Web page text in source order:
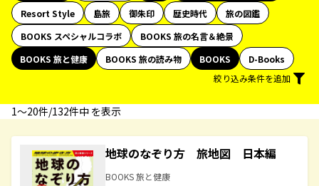
Resort Style
島旅 御朱印 歴史時代
旅の図鑑
BOOKS スペシャルコラボ
BOOKS 旅の名言＆絶景
BOOKS 旅と健康
BOOKS 旅の読み物 BOOKS
D-Books
絞り込み条件を追加
1〜20件/132件中 を表示
地球のなぞり方 旅地図 日本編
BOOKS 旅と健康